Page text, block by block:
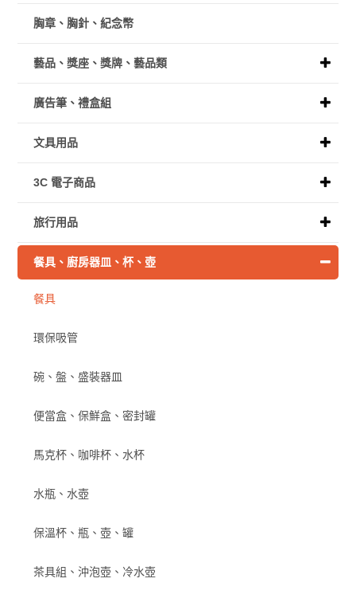
胸章、胸針、紀念幣
藝品、獎座、獎牌、藝品類
廣告筆、禮盒組
文具用品
3C 電子商品
旅行用品
餐具、廚房器皿、杯、壺
餐具
環保吸管
碗、盤、盛裝器皿
便當盒、保鮮盒、密封罐
馬克杯、咖啡杯、水杯
水瓶、水壺
保溫杯、瓶、壺、罐
茶具組、沖泡壺、冷水壺